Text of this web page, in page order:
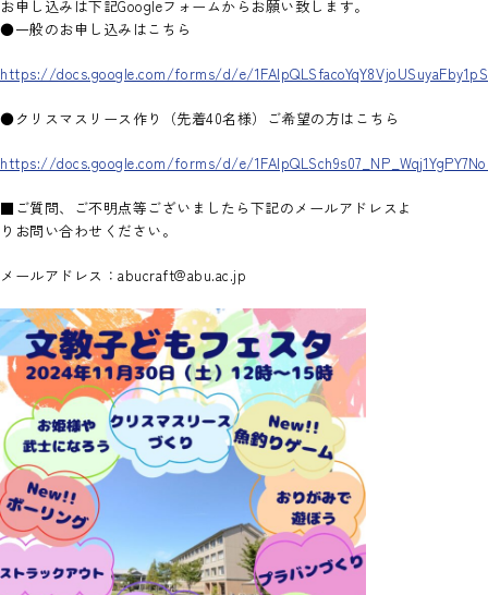
お申し込みは下記Googleフォームからお願い致します。
●一般のお申し込みはこちら
https://docs.google.com/forms/d/e/
●クリスマスリース作り（先着40名様）ご希望の方はこちら
https://docs.google.com/forms/d/e/
■ご質問、ご不明点等ございましたら下記のメールアドレスよ
りお問い合わせください。
メールアドレス：abucraft@abu.ac.jp